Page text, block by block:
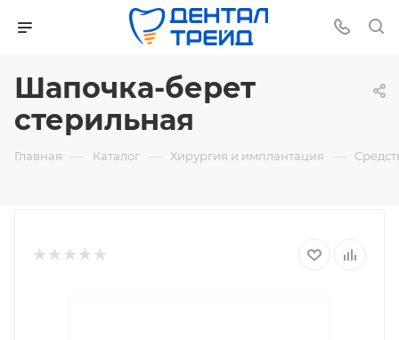
Шапочка-берет
стерильная
Главная — Каталог — Хирургия и имплантация —